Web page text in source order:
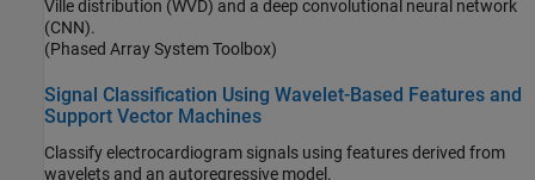
Ville distribution (WVD) and a deep convolutional neural network
(CNN).
(Phased Array System Toolbox)
Signal Classification Using Wavelet-Based Features and
Support Vector Machines
Classify electrocardiogram signals using features derived from
wavelets and an autoregressive model.